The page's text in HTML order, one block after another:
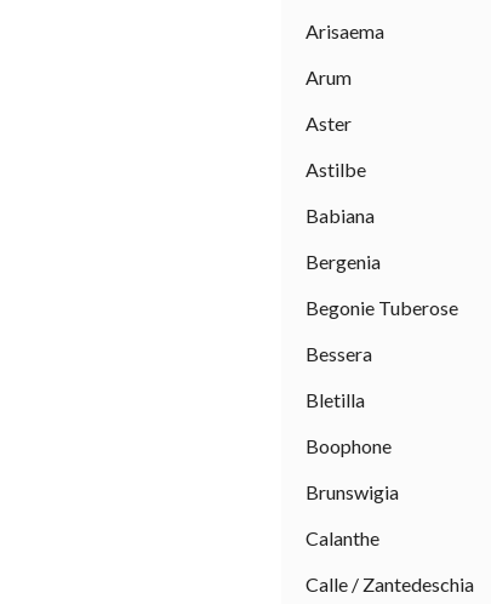
Arisaema
Arum
Aster
Astilbe
Babiana
Bergenia
Begonie Tuberose
Bessera
Bletilla
Boophone
Brunswigia
Calanthe
Calle / Zantedeschia